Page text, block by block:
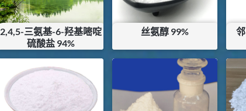
2,4,5-三氨基-6-羟基嘧啶
硫酸盐 94%
¥120
库存：0KG
丝氨醇 99%
¥336
KG